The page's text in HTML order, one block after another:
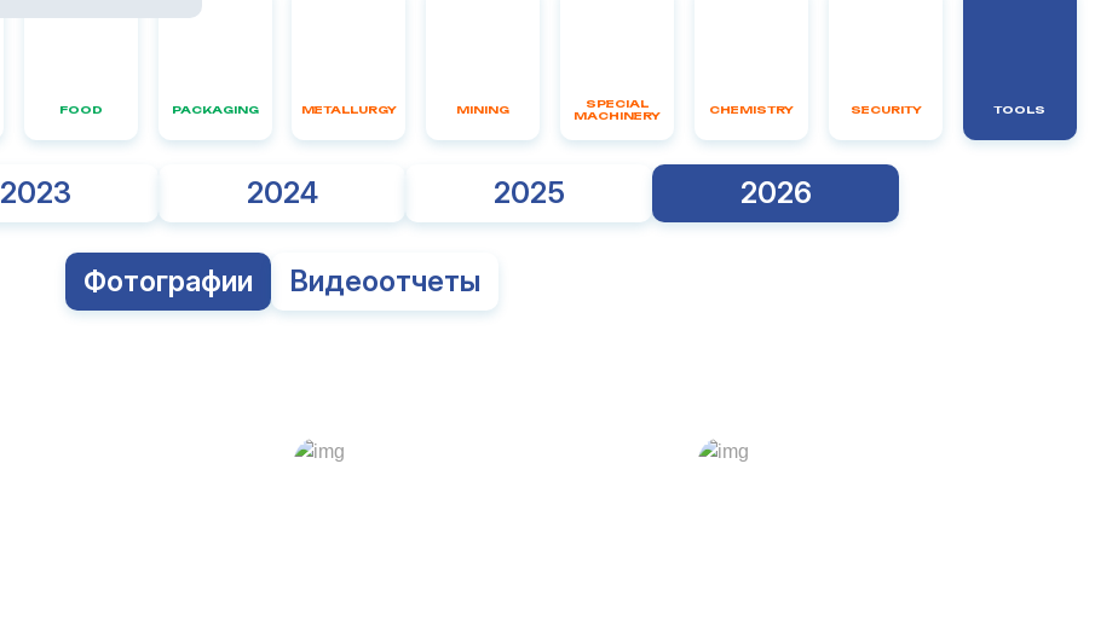
FOOD PACKAGING METALLURGY MINING
SPECIAL
MACHINERY
CHEMISTRY SECURITY TOOLS
2023 2024 2025 2026
Фотографии Видеоотчеты